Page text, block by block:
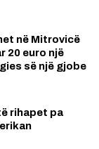
në Mitrovicë
20 euro një
së një gjobe
rihapet pa